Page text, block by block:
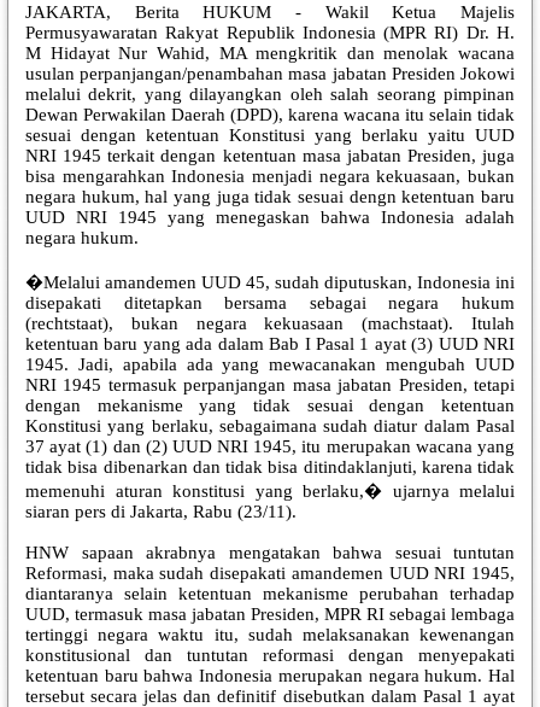
JAKARTA, Berita HUKUM - Wakil Ketua Majelis
Permusyawaratan Rakyat Republik Indonesia (MPR RI) Dr. H.
M Hidayat Nur Wahid, MA mengkritik dan menolak wacana
usulan perpanjangan/penambahan masa jabatan Presiden Jokowi
melalui dekrit, yang dilayangkan oleh salah seorang pimpinan
Dewan Perwakilan Daerah (DPD), karena wacana itu selain tidak
sesuai dengan ketentuan Konstitusi yang berlaku yaitu UUD
NRI 1945 terkait dengan ketentuan masa jabatan Presiden, juga
bisa mengarahkan Indonesia menjadi negara kekuasaan, bukan
negara hukum, hal yang juga tidak sesuai dengn ketentuan baru
UUD NRI 1945 yang menegaskan bahwa Indonesia adalah
negara hukum.
�Melalui amandemen UUD 45, sudah diputuskan, Indonesia ini
disepakati ditetapkan bersama sebagai negara hukum
(rechtstaat), bukan negara kekuasaan (machstaat). Itulah
ketentuan baru yang ada dalam Bab I Pasal 1 ayat (3) UUD NRI
1945. Jadi, apabila ada yang mewacanakan mengubah UUD
NRI 1945 termasuk perpanjangan masa jabatan Presiden, tetapi
dengan mekanisme yang tidak sesuai dengan ketentuan
Konstitusi yang berlaku, sebagaimana sudah diatur dalam Pasal
37 ayat (1) dan (2) UUD NRI 1945, itu merupakan wacana yang
tidak bisa dibenarkan dan tidak bisa ditindaklanjuti, karena tidak
memenuhi aturan konstitusi yang berlaku,� ujarnya melalui
siaran pers di Jakarta, Rabu (23/11).
HNW sapaan akrabnya mengatakan bahwa sesuai tuntutan
Reformasi, maka sudah disepakati amandemen UUD NRI 1945,
diantaranya selain ketentuan mekanisme perubahan terhadap
UUD, termasuk masa jabatan Presiden, MPR RI sebagai lembaga
tertinggi negara waktu itu, sudah melaksanakan kewenangan
konstitusional dan tuntutan reformasi dengan menyepakati
ketentuan baru bahwa Indonesia merupakan negara hukum. Hal
tersebut secara jelas dan definitif disebutkan dalam Pasal 1 ayat